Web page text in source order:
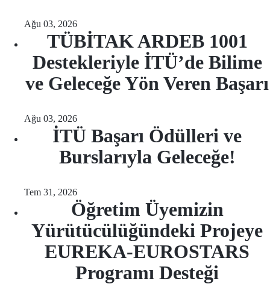
Ağu 03, 2026
TÜBİTAK ARDEB 1001
Destekleriyle İTÜ’de Bilime
ve Geleceğe Yön Veren Başarı
Ağu 03, 2026
İTÜ Başarı Ödülleri ve
Burslarıyla Geleceğe!
Tem 31, 2026
Öğretim Üyemizin
Yürütücülüğündeki Projeye
EUREKA-EUROSTARS
Programı Desteği